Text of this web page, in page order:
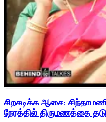
சிறகடிக்க ஆசை:
நேரத்தில் திருமணத்தை